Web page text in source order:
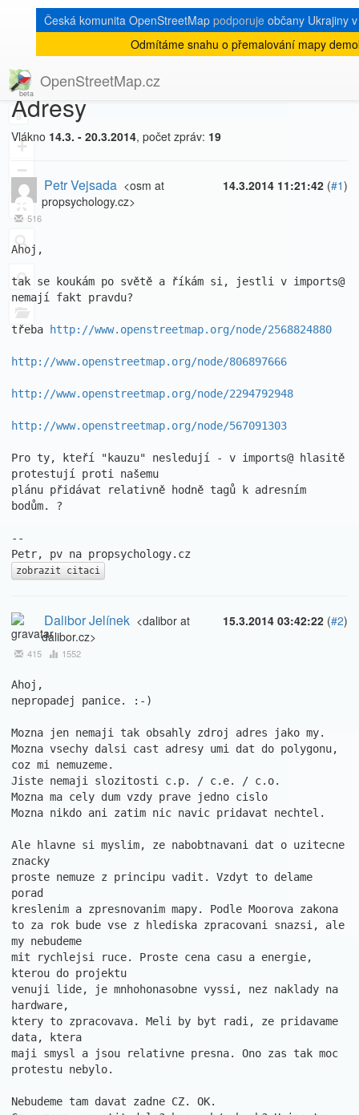
Česká komunita OpenStreetMap podporuje občany Ukrajiny
Odmítáme snahu o přemalování mapy
OpenStreetMap.cz
8
+
−
« zpět na výpis měsíce
[Talk-cz]
Adresy
Vlákno 14.3. - 20.3.2014, počet zpráv: 19
14.3.2014 11:21:42 (#1)
Petr Vejsada <osm at
propsychology.cz>
516
Ahoj,
tak se koukám po světě a říkám si, jestli v imports@
nemají fakt pravdu?
třeba http://www.openstreetmap.org/node/2568824880
http://www.openstreetmap.org/node/806897666
http://www.openstreetmap.org/node/2294792948
http://www.openstreetmap.org/node/567091303
Pro ty, kteří "kauzu" nesledují - v imports@ hlasitě
protestují proti našemu
plánu přidávat relativně hodně tagů k adresním
bodům. ?
--
zobrazit citaci
15.3.2014 03:42:22 (#2)
Dalibor Jelínek <dalibor at
dalibor.cz>
415 1552
Ahoj,
nepropadej panice. :-)
Mozna jen nemaji tak obsahly zdroj adres jako my.
Mozna vsechy dalsi cast adresy umi dat do polygonu,
coz mi nemuzeme.
Jiste nemaji slozitosti c.p. / c.e. / c.o.
Mozna ma cely dum vzdy prave jedno cislo
Mozna nikdo ani zatim nic navic pridavat nechtel.
Ale hlavne si myslim, ze nabobtnavani dat o uzitecne
znacky
proste nemuze z principu vadit. Vzdyt to delame
porad
kreslenim a zpresnovanim mapy. Podle Moorova zakona
to za rok bude vse z hlediska zpracovani snazsi, ale
my nebudeme
mit rychlejsi ruce. Proste cena casu a energie,
kterou do projektu
venuji lide, je mnhohonasobne vyssi, nez naklady na
hardware,
ktery to zpracovava. Meli by byt radi, ze pridavame
data, ktera
maji smysl a jsou relativne presna. Ono zas tak moc
protestu nebylo.
Nebudeme tam davat zadne CZ. OK.